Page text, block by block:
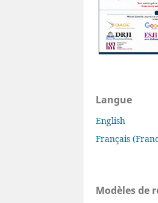
Langue
English
Français
Modèles de